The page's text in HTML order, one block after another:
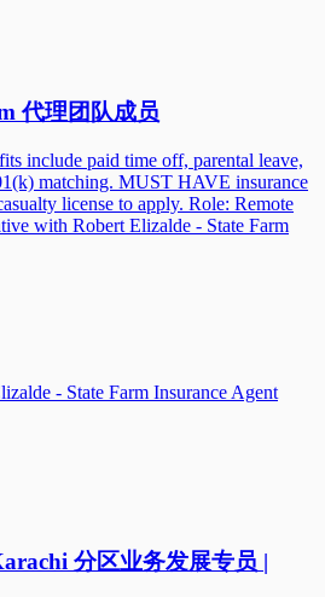
代理团队成员
include paid time off, parental leave,
matching. MUST HAVE insurance
license to apply. Role: Remote
with Robert Elizalde - State Farm
- State Farm Insurance Agent
分区业务发展专员 |